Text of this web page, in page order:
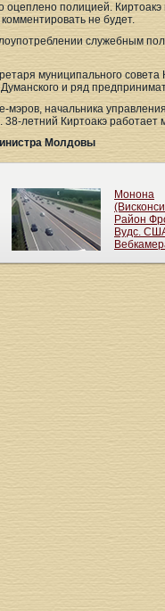
полицией.
не будет.
служебным
муниципального
и ряд
мэров, начальника
летний Киртоакэ работает
Молдовы